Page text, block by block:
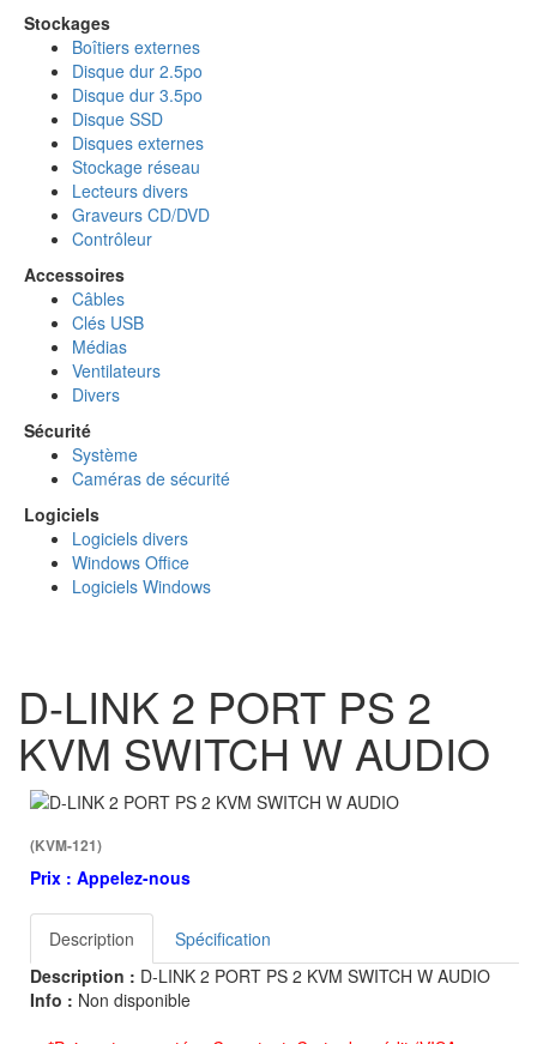
Stockages
Boîtiers externes
Disque dur 2.5po
Disque dur 3.5po
Disque SSD
Disques externes
Stockage réseau
Lecteurs divers
Graveurs CD/DVD
Contrôleur
Accessoires
Câbles
Clés USB
Médias
Ventilateurs
Divers
Sécurité
Système
Caméras de sécurité
Logiciels
Logiciels divers
Windows Office
Logiciels Windows
D-LINK 2 PORT PS 2
KVM SWITCH W AUDIO
(KVM-121)
Prix : Appelez-nous
Description
Spécification
Description : D-LINK 2 PORT PS 2 KVM SWITCH W AUDIO
Info : Non disponible